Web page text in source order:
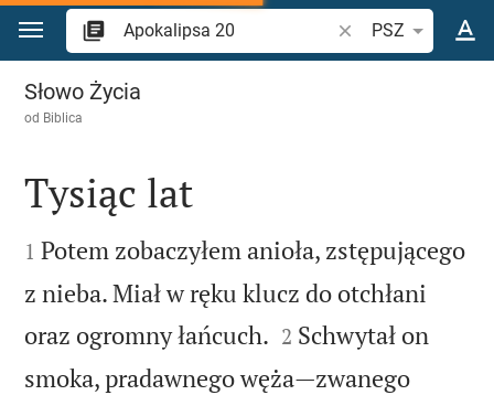
Przejdź do treści
Szukaj wersetu lub
PSZ
Apokalipsa 20
Słowo Życia
od Biblica

Tysiąc lat

1 Potem zobaczyłem anioła, zstępującego
z nieba. Miał w ręku klucz do otchłani
oraz ogromny łańcuch. 

2 Schwytał on
smoka, pradawnego węża—zwanego